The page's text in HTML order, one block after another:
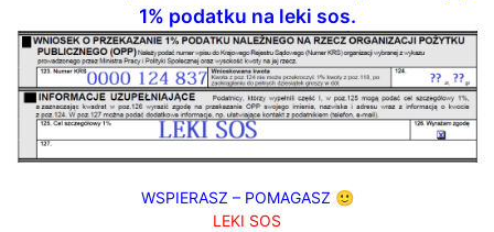
1% podatku na leki sos.
WSPIERASZ – POMAGASZ 🙂
LEKI SOS